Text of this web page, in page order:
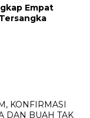
Empat